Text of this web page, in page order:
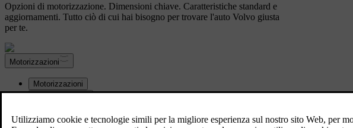
Opzioni di motorizzazione. Dimensioni chiave. Caratteristiche standard e
aggiornamenti. Tutto ciò di cui hai bisogno per trovare l'auto Volvo giusta
per te.
Motorizzazioni
Motorizzazioni